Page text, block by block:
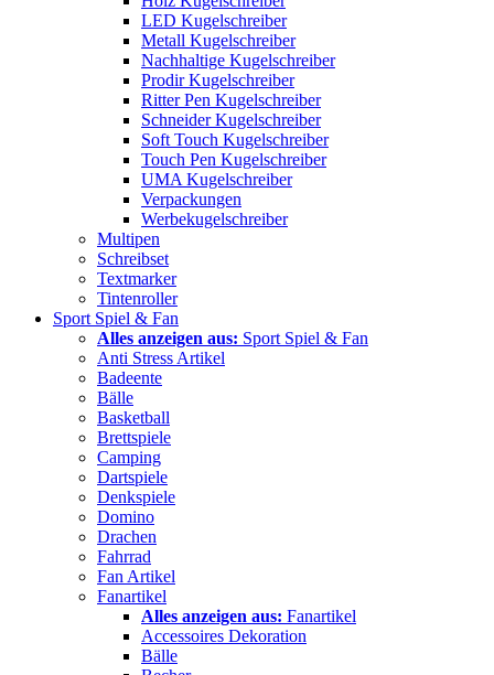
LED Kugelschreiber
Metall Kugelschreiber
Nachhaltige Kugelschreiber
Prodir Kugelschreiber
Ritter Pen Kugelschreiber
Schneider Kugelschreiber
Soft Touch Kugelschreiber
Touch Pen Kugelschreiber
UMA Kugelschreiber
Verpackungen
Werbekugelschreiber
Multipen
Schreibset
Textmarker
Tintenroller
Sport Spiel & Fan
Alles anzeigen aus: Sport Spiel & Fan
Anti Stress Artikel
Badeente
Bälle
Basketball
Brettspiele
Camping
Dartspiele
Denkspiele
Domino
Drachen
Fahrrad
Fan Artikel
Fanartikel
Alles anzeigen aus: Fanartikel
Accessoires Dekoration
Bälle